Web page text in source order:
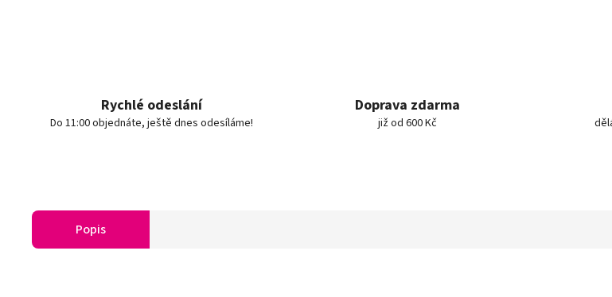
Rychlé odeslání
Do 11:00 objednáte, ještě dnes odesíláme!
Doprava zdarma
již od 600 Kč
Popis